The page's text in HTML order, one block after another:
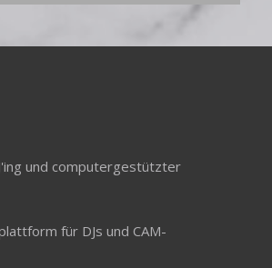
und computergestützter
für DJs und CAM-